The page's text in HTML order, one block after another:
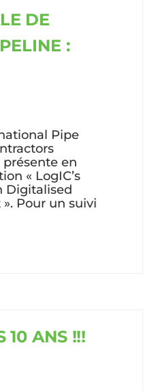
DE
:
Pipe
présente en
« LogIC’s
Digitalised
Pour un suivi
10 ANS !!!